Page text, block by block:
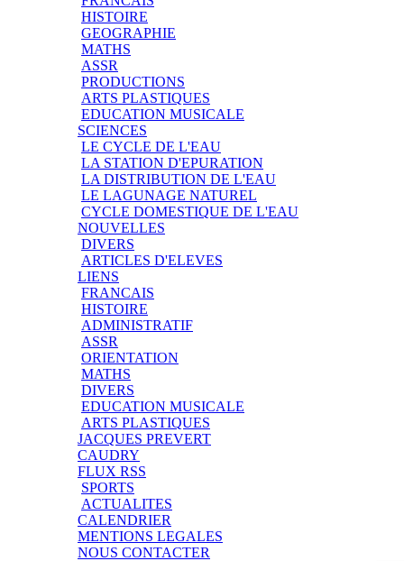
HISTOIRE
GEOGRAPHIE
MATHS
ASSR
PRODUCTIONS
ARTS PLASTIQUES
EDUCATION MUSICALE
SCIENCES
LE CYCLE DE L'EAU
LA STATION D'EPURATION
LA DISTRIBUTION DE L'EAU
LE LAGUNAGE NATUREL
CYCLE DOMESTIQUE DE L'EAU
NOUVELLES
DIVERS
ARTICLES D'ELEVES
LIENS
FRANCAIS
HISTOIRE
ADMINISTRATIF
ASSR
ORIENTATION
MATHS
DIVERS
EDUCATION MUSICALE
ARTS PLASTIQUES
JACQUES PREVERT
CAUDRY
FLUX RSS
SPORTS
ACTUALITES
CALENDRIER
MENTIONS LEGALES
NOUS CONTACTER